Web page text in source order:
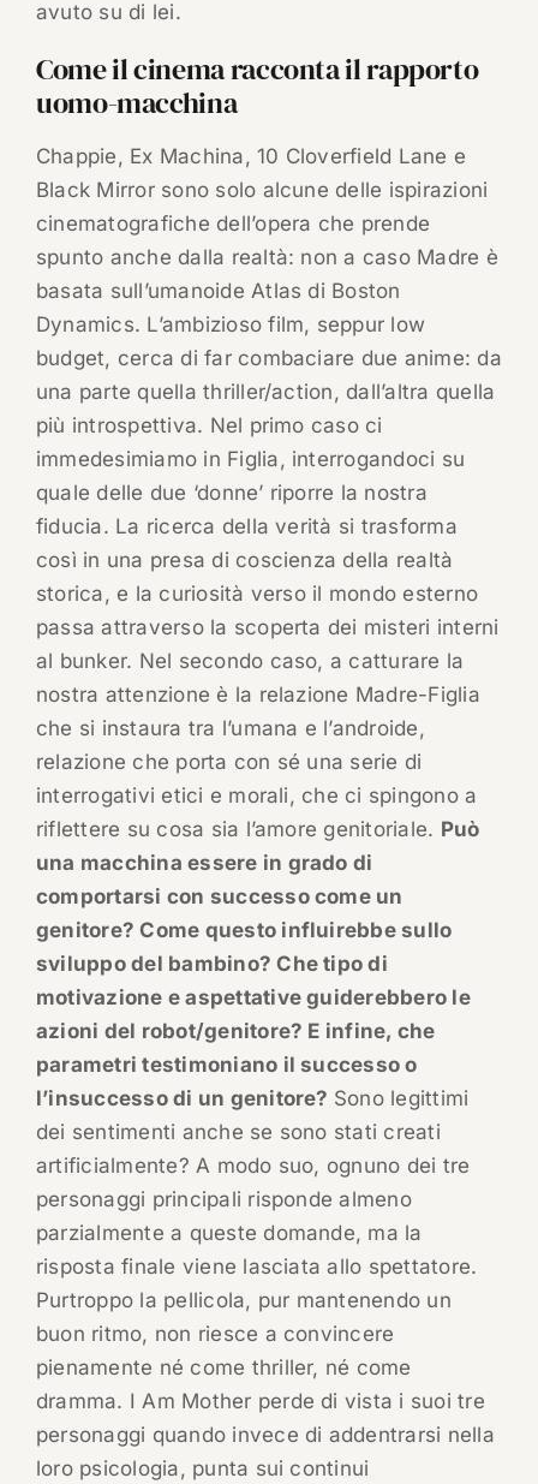
avuto su di lei.
Come il cinema racconta il rapporto
uomo-macchina
Chappie, Ex Machina, 10 Cloverfield Lane e
Black Mirror sono solo alcune delle ispirazioni
cinematografiche dell’opera che prende
spunto anche dalla realtà: non a caso Madre è
basata sull’umanoide Atlas di Boston
Dynamics. L’ambizioso film, seppur low
budget, cerca di far combaciare due anime: da
una parte quella thriller/action, dall’altra quella
più introspettiva. Nel primo caso ci
immedesimiamo in Figlia, interrogandoci su
quale delle due ‘donne’ riporre la nostra
fiducia. La ricerca della verità si trasforma
così in una presa di coscienza della realtà
storica, e la curiosità verso il mondo esterno
passa attraverso la scoperta dei misteri interni
al bunker. Nel secondo caso, a catturare la
nostra attenzione è la relazione Madre-Figlia
che si instaura tra l’umana e l’androide,
relazione che porta con sé una serie di
interrogativi etici e morali, che ci spingono a
riflettere su cosa sia l’amore genitoriale. Può
una macchina essere in grado di
comportarsi con successo come un
genitore? Come questo influirebbe sullo
sviluppo del bambino? Che tipo di
motivazione e aspettative guiderebbero le
azioni del robot/genitore? E infine, che
parametri testimoniano il successo o
l’insuccesso di un genitore? Sono legittimi
dei sentimenti anche se sono stati creati
artificialmente? A modo suo, ognuno dei tre
personaggi principali risponde almeno
parzialmente a queste domande, ma la
risposta finale viene lasciata allo spettatore.
Purtroppo la pellicola, pur mantenendo un
buon ritmo, non riesce a convincere
pienamente né come thriller, né come
dramma. I Am Mother perde di vista i suoi tre
personaggi quando invece di addentrarsi nella
loro psicologia, punta sui continui